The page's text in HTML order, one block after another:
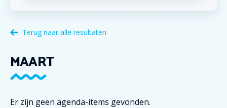
Terug naar alle resultaten
MAART
Er zijn geen agenda-items gevonden.